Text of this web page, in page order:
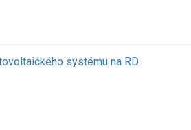
systému na RD